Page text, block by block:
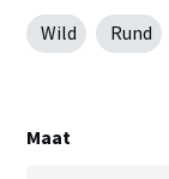
Wild
Rund
Maat